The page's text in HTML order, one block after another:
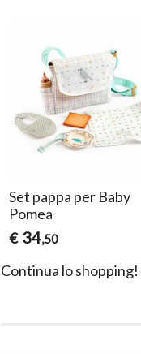
Set pappa per Baby
Pomea
€ 34,50
Continua lo shopping!